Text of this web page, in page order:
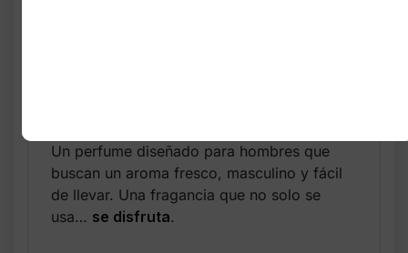
Un perfume diseñado para hombres que
buscan un aroma fresco, masculino y fácil
de llevar. Una fragancia que no solo se
usa… se disfruta.